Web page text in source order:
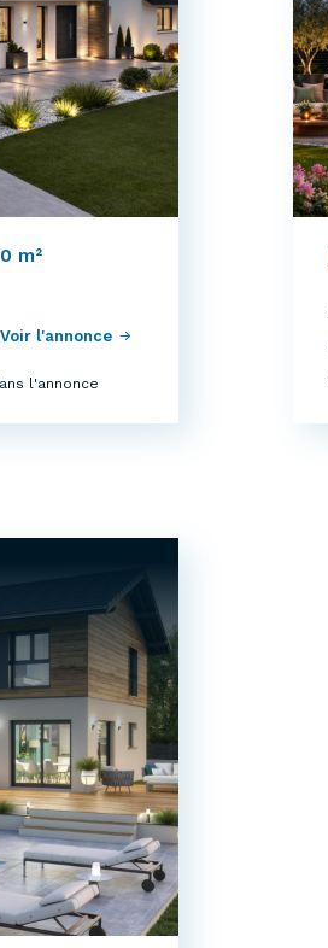
0 m²
Voir l'annonce
l'annonce